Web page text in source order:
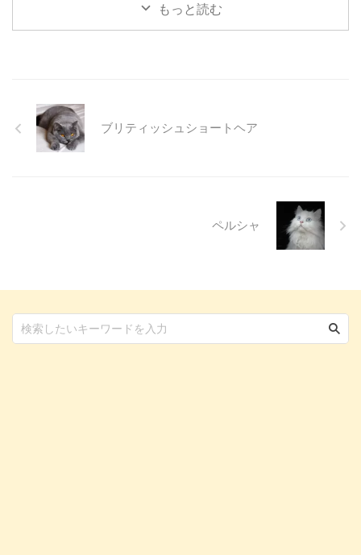
る目の病気ですが、原因や症状は
さまざまです。 この記事では、
炎かも？」と思ったときに、すぐ
に動物病院に行くべきかどうかの
判断基準や、病院での治療内容に
もっと読む
ブリティッシュショートヘア
ペルシャ